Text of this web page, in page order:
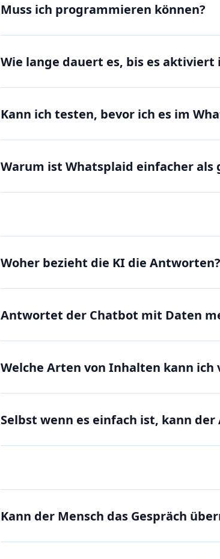
Muss ich programmieren können?
Wie lange dauert es, bis es aktiviert
Kann ich testen, bevor ich es im
Warum ist Whatsplaid einfacher
Woher bezieht die KI die Antworten?
Antwortet der Chatbot mit Daten
Welche Arten von Inhalten kann
Selbst wenn es einfach ist, kann
Kann der Mensch das Gespräch